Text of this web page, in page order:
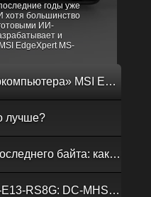
годы уже
большинство
ИИ-
и
EdgeXpert MS-
Обзор «малолитражного суперкомпьютера» MSI EdgeXpert MS-C931
лучше?
Своевременная доставка до последнего байта: как российская сеть Curator CDN совмещает скорость, безопасность и гибкость управления
Обзор сервера ASUS RS720A-E13-RS8G: DC-MHS во всей красе